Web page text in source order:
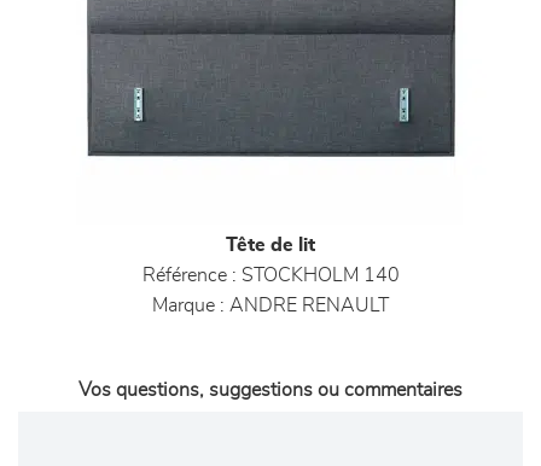
Tête de lit
Référence : STOCKHOLM 140
Marque : ANDRE RENAULT
Vos questions, suggestions ou commentaires